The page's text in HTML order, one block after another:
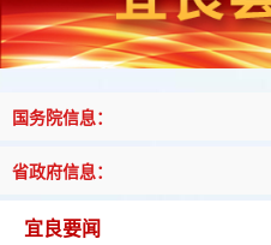
国务院信息：
省政府信息：
宜良要闻